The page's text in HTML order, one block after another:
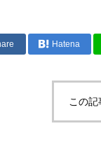
Hatena
この